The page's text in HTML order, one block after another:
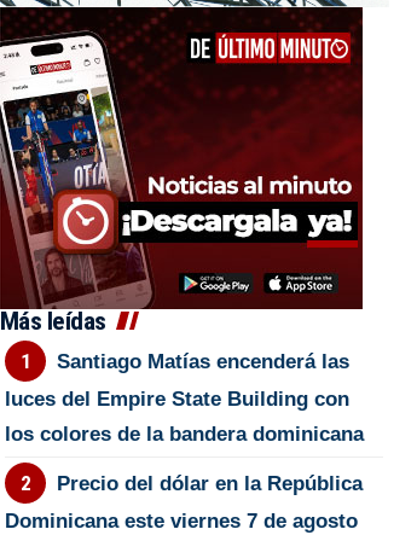
Más leídas
Santiago Matías encenderá las
luces del Empire State Building con
los colores de la bandera dominicana
Precio del dólar en la República
Dominicana este viernes 7 de agosto